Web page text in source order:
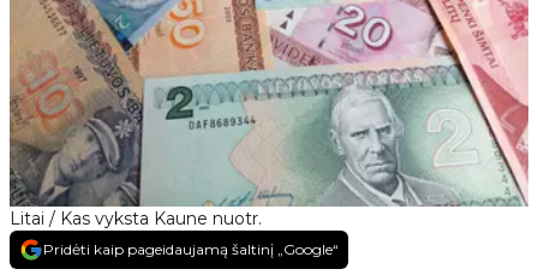
Litai / Kas vyksta Kaune nuotr.
Pridėti kaip pageidaujamą šaltinį „Google“